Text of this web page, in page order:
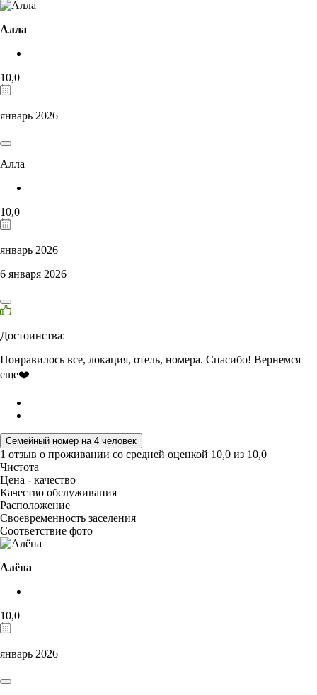
Алла
10,0
январь 2026
Алла
10,0
январь 2026
6 января 2026
Достоинства:
Понравилось все, локация, отель, номера. Спасибо! Вернемся
еще❤️
Семейный номер на 4 человек
1 отзыв о проживании со средней оценкой 10,0 из 10,0
Чистота
Цена - качество
Качество обслуживания
Расположение
Своевременность заселения
Соответствие фото
Алёна
10,0
январь 2026